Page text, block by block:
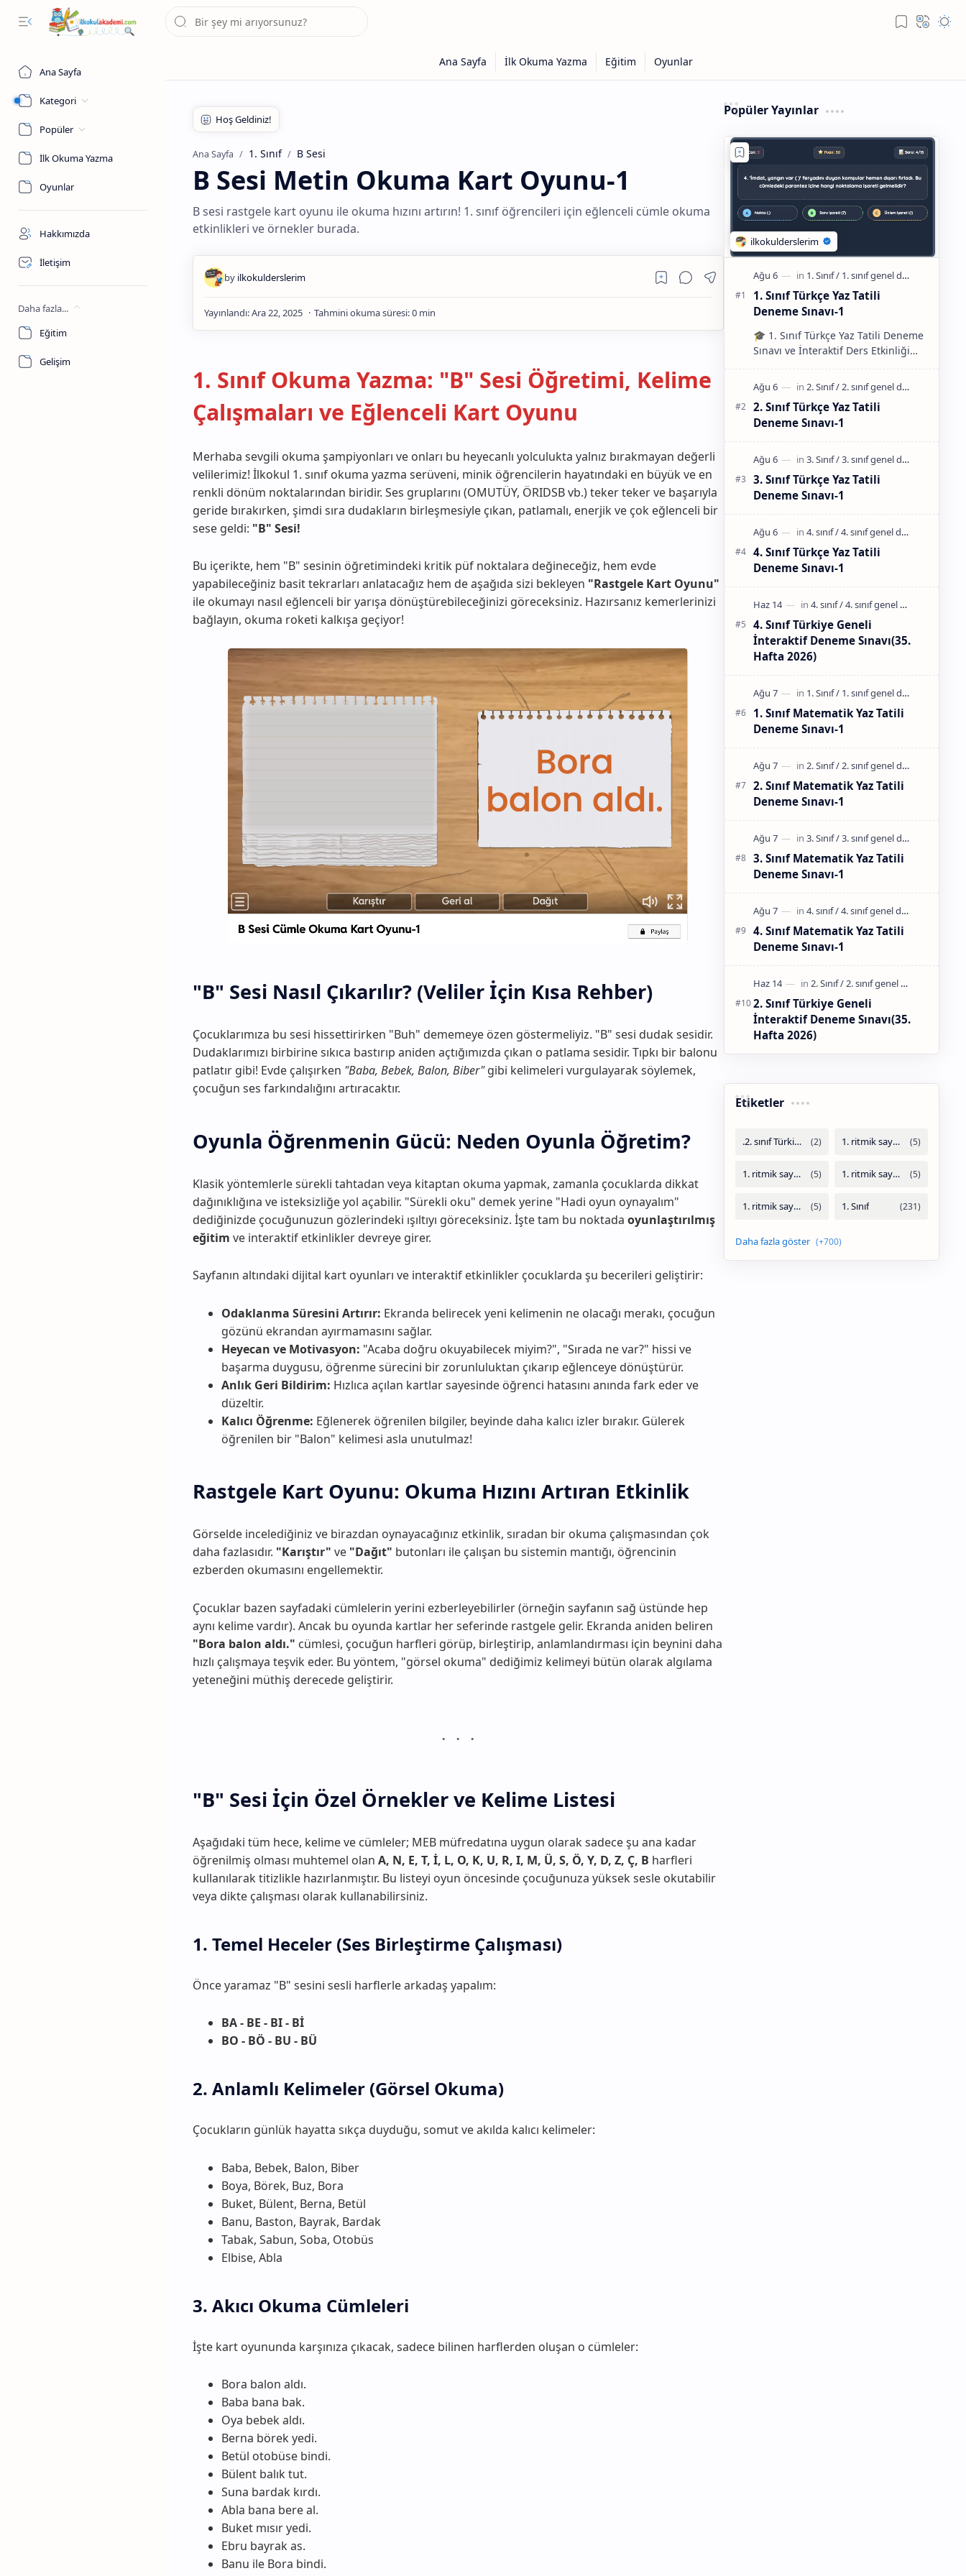
Ana Sayfa
Kategori
Popüler
İlk Okuma Yazma
Oyunlar
Hakkımızda
İletişim
Daha fazla...
Eğitim
Gelişim
Ana Sayfa 1. Sınıf B Sesi
B Sesi Metin Okuma Kart Oyunu-1
B sesi rastgele kart oyunu ile okuma hızını artırın! 1. sınıf öğrencileri için eğlenceli cümle okuma
etkinlikleri ve örnekler burada.
1. Sınıf Okuma Yazma: "B" Sesi Öğretimi, Kelime
Çalışmaları ve Eğlenceli Kart Oyunu
Merhaba sevgili okuma şampiyonları ve onları bu heyecanlı yolculukta yalnız bırakmayan değerli
velilerimiz! İlkokul 1. sınıf okuma yazma serüveni, minik öğrencilerin hayatındaki en büyük ve en
renkli dönüm noktalarından biridir. Ses gruplarını (OMUTÜY, ÖRIDSB vb.) teker teker ve başarıyla
geride bırakırken, şimdi sıra dudakların birleşmesiyle çıkan, patlamalı, enerjik ve çok eğlenceli bir
sese geldi: "B" Sesi!
Bu içerikte, hem "B" sesinin öğretimindeki kritik püf noktalara değineceğiz, hem evde
yapabileceğiniz basit tekrarları anlatacağız hem de aşağıda sizi bekleyen "Rastgele Kart Oyunu"
ile okumayı nasıl eğlenceli bir yarışa dönüştürebileceğinizi göreceksiniz. Hazırsanız kemerlerinizi
bağlayın, okuma roketi kalkışa geçiyor!
"B" Sesi Nasıl Çıkarılır? (Veliler İçin Kısa Rehber)
Çocuklarımıza bu sesi hissettirirken "Buh" dememeye özen göstermeliyiz. "B" sesi dudak sesidir.
Dudaklarımızı birbirine sıkıca bastırıp aniden açtığımızda çıkan o patlama sesidir. Tıpkı bir balonu
patlatır gibi! Evde çalışırken "Baba, Bebek, Balon, Biber"gibi kelimeleri vurgulayarak söylemek,
çocuğun ses farkındalığını artıracaktır.
Oyunla Öğrenmenin Gücü: Neden Oyunla Öğretim?
Klasik yöntemlerle sürekli tahtadan veya kitaptan okuma yapmak, zamanla çocuklarda dikkat
dağınıklığına ve isteksizliğe yol açabilir. "Sürekli oku" demek yerine "Hadi oyun oynayalım"
dediğinizde çocuğunuzun gözlerindeki ışıltıyı göreceksiniz. İşte tam bu noktada oyunlaştırılmış
eğitim ve interaktif etkinlikler devreye girer.
Sayfanın altındaki dijital kart oyunları ve interaktif etkinlikler çocuklarda şu becerileri geliştirir:
Odaklanma Süresini Artırır: Ekranda belirecek yeni kelimenin ne olacağı merakı, çocuğun
gözünü ekrandan ayırmamasını sağlar.
Heyecan ve Motivasyon: "Acaba doğru okuyabilecek miyim?", "Sırada ne var?" hissi ve
başarma duygusu, öğrenme sürecini bir zorunluluktan çıkarıp eğlenceye dönüştürür.
Anlık Geri Bildirim: Hızlıca açılan kartlar sayesinde öğrenci hatasını anında fark eder ve
düzeltir.
Kalıcı Öğrenme: Eğlenerek öğrenilen bilgiler, beyinde daha kalıcı izler bırakır. Gülerek
öğrenilen bir "Balon" kelimesi asla unutulmaz!
Rastgele Kart Oyunu: Okuma Hızını Artıran Etkinlik
Görselde incelediğiniz ve birazdan oynayacağınız etkinlik, sıradan bir okuma çalışmasından çok
daha fazlasıdır. "Karıştır" ve "Dağıt" butonları ile çalışan bu sistemin mantığı, öğrencinin
ezberden okumasını engellemektir.
Çocuklar bazen sayfadaki cümlelerin yerini ezberleyebilirler (örneğin sayfanın sağ üstünde hep
aynı kelime vardır). Ancak bu oyunda kartlar her seferinde rastgele gelir. Ekranda aniden beliren
"Bora balon aldı." cümlesi, çocuğun harfleri görüp, birleştirip, anlamlandırması için beynini daha
hızlı çalışmaya teşvik eder. Bu yöntem, "görsel okuma" dediğimiz kelimeyi bütün olarak algılama
yeteneğini müthiş derecede geliştirir.
"B" Sesi İçin Özel Örnekler ve Kelime Listesi
Aşağıdaki tüm hece, kelime ve cümleler; MEB müfredatına uygun olarak sadece şu ana kadar
öğrenilmiş olması muhtemel olan A, N, E, T, İ, L, O, K, U, R, I, M, Ü, S, Ö, Y, D, Z, Ç, B harfleri
kullanılarak titizlikle hazırlanmıştır. Bu listeyi oyun öncesinde çocuğunuza yüksek sesle okutabilir
veya dikte çalışması olarak kullanabilirsiniz.
1. Temel Heceler (Ses Birleştirme Çalışması)
Önce yaramaz "B" sesini sesli harflerle arkadaş yapalım:
BA - BE - BI - Bİ
BO - BÖ - BU - BÜ
2. Anlamlı Kelimeler (Görsel Okuma)
Çocukların günlük hayatta sıkça duyduğu, somut ve akılda kalıcı kelimeler:
Baba, Bebek, Balon, Biber
Boya, Börek, Buz, Bora
Buket, Bülent, Berna, Betül
Banu, Baston, Bayrak, Bardak
Tabak, Sabun, Soba, Otobüs
Elbise, Abla
3. Akıcı Okuma Cümleleri
İşte kart oyununda karşınıza çıkacak, sadece bilinen harflerden oluşan o cümleler:
Bora balon aldı.
Baba bana bak.
Oya bebek aldı.
Berna börek yedi.
Betül otobüse bindi.
Bülent balık tut.
Suna bardak kırdı.
Abla bana bere al.
Buket mısır yedi.
Ebru bayrak as.
Banu ile Bora bindi.
Popüler Yayınlar
1. Sınıf Türkçe Yaz Tatili
Deneme Sınavı-1
🎓 1. Sınıf Türkçe Yaz Tatili Deneme
Sınavı ve İnteraktif Ders Etkinliği
2. Sınıf Türkçe Yaz Tatili
Deneme Sınavı-1
3. Sınıf Türkçe Yaz Tatili
Deneme Sınavı-1
4. Sınıf Türkçe Yaz Tatili
Deneme Sınavı-1
4. Sınıf Türkiye Geneli
İnteraktif Deneme Sınavı(35.
Hafta 2026)
1. Sınıf Matematik Yaz Tatili
Deneme Sınavı-1
2. Sınıf Matematik Yaz Tatili
Deneme Sınavı-1
3. Sınıf Matematik Yaz Tatili
Deneme Sınavı-1
4. Sınıf Matematik Yaz Tatili
Deneme Sınavı-1
2. Sınıf Türkiye Geneli
İnteraktif Deneme Sınavı(35.
Hafta 2026)
Etiketler